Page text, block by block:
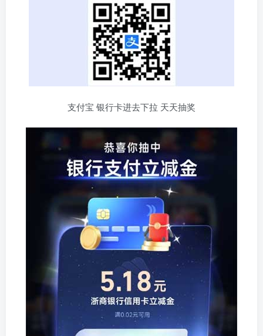
支付宝 银行卡进去下拉 天天抽奖